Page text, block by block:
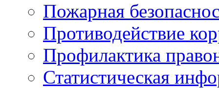
Пожарная
Противодействие
Профилактика
Статистическая